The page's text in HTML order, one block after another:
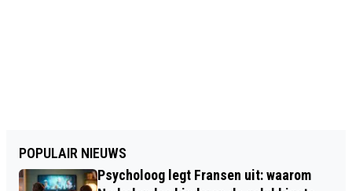
POPULAIR NIEUWS
Psycholoog legt Fransen uit: waarom